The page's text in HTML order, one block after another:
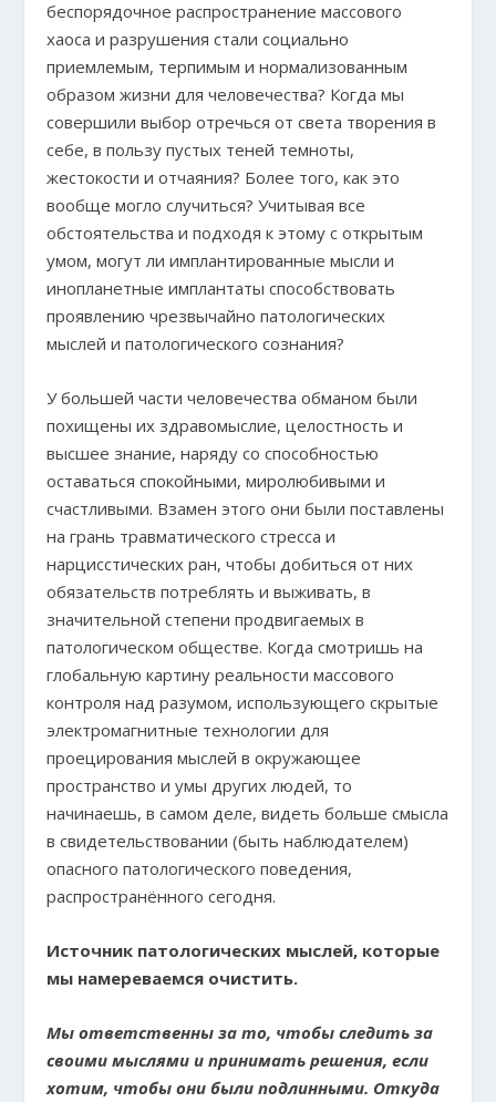
беспорядочное распространение массового
хаоса и разрушения стали социально
приемлемым, терпимым и нормализованным
образом жизни для человечества? Когда мы
совершили выбор отречься от света творения в
себе, в пользу пустых теней темноты,
жестокости и отчаяния? Более того, как это
вообще могло случиться? Учитывая все
обстоятельства и подходя к этому с открытым
умом, могут ли имплантированные мысли и
инопланетные имплантаты способствовать
проявлению чрезвычайно патологических
мыслей и патологического сознания?
У большей части человечества обманом были
похищены их здравомыслие, целостность и
высшее знание, наряду со способностью
оставаться спокойными, миролюбивыми и
счастливыми. Взамен этого они были поставлены
на грань травматического стресса и
нарцисстических ран, чтобы добиться от них
обязательств потреблять и выживать, в
значительной степени продвигаемых в
патологическом обществе. Когда смотришь на
глобальную картину реальности массового
контроля над разумом, использующего скрытые
электромагнитные технологии для
проецирования мыслей в окружающее
пространство и умы других людей, то
начинаешь, в самом деле, видеть больше смысла
в свидетельствовании (быть наблюдателем)
опасного патологического поведения,
распространённого сегодня.
Источник патологических мыслей, которые
мы намереваемся очистить.
Мы ответственны за то, чтобы следить за
своими мыслями и принимать решения, если
хотим, чтобы они были подлинными. Откуда